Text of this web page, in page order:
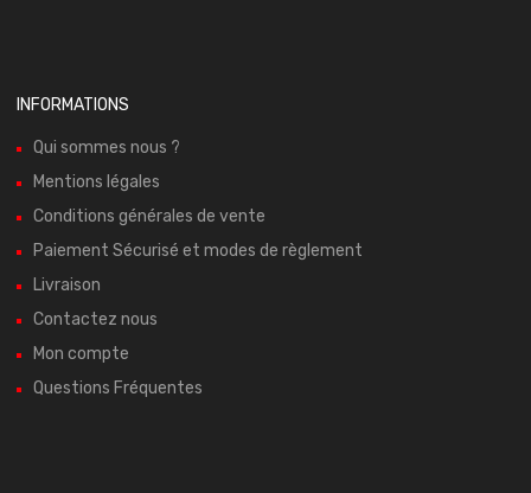
INFORMATIONS
Qui sommes nous ?
Mentions légales
Conditions générales de vente
Paiement Sécurisé et modes de règlement
Livraison
Contactez nous
Mon compte
Questions Fréquentes